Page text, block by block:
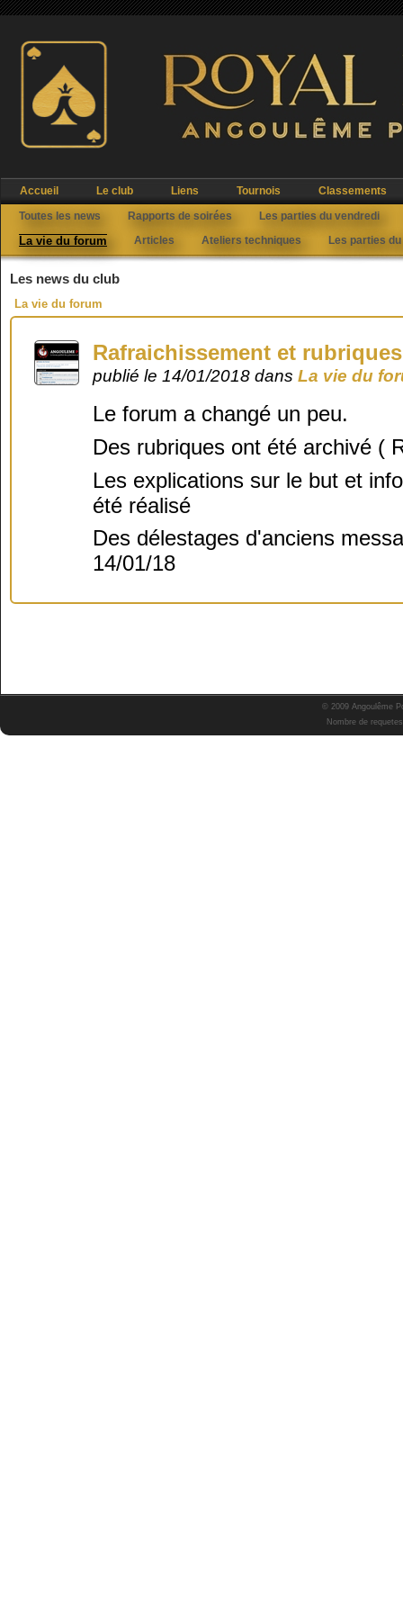
Accueil Le club Liens Tournois
Classements
Toutes les news
Rapports de soirées Les parties du vendredi
La vie du forum Articles Ateliers techniques Les parties
Les news du club
La vie du forum
Rafraichissement et
publié le 14/01/2018 dans La vie du
Le forum a changé un peu.
Des rubriques ont été archivé (
Les explications sur le but et
été réalisé
Des délestages d'anciens
14/01/18
© 2009 Angoulême
Nombre de